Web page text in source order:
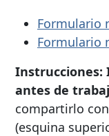
Formulario
Formulario
Instrucciones:
antes de
compartirlo
(esquina